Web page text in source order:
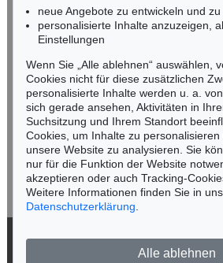
Keine Auktion mehr
Wir informieren Sie
Jetzt zum Newsletter
neue Angebote zu entwickeln und
personalisierte Inhalte anzuzeigen,
Einstellungen
Wenn Sie „Alle ablehnen“ auswählen,
Cookies nicht für diese zusätzlichen
personalisierte Inhalte werden u. a.
sich gerade ansehen, Aktivitäten in
Suchsitzung und Ihrem Standort
Cookies, um Inhalte zu
unsere Website zu analysieren. Sie
nur für die Funktion der Website
akzeptieren oder auch Tracking-
Weitere Informationen finden Sie in
Datenschutzerklärung
Alle ablehnen